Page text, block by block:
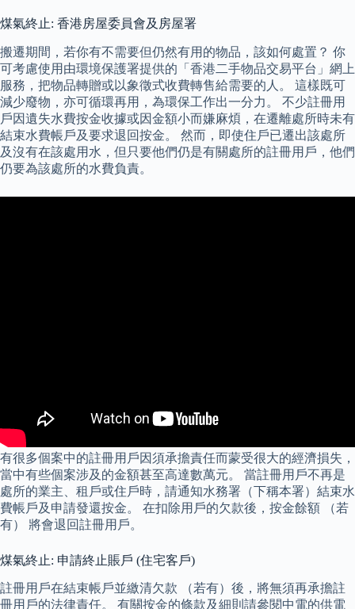
煤氣終止: 香港房屋委員會及房屋署
搬遷期間，若你有不需要但仍然有用的物品，該如何處置？ 你
可考慮使用由環境保護署提供的「香港二手物品交易平台」網上
服務，把物品轉贈或以象徵式收費轉售給需要的人。 這樣既可
減少廢物，亦可循環再用，為環保工作出一分力。 不少註冊用
戶因遺失水費按金收據或因金額小而嫌麻煩，在遷離處所時未有
結束水費帳戶及要求退回按金。 然而，即使住戶已遷出該處所
及沒有在該處用水，但只要他們仍是有關處所的註冊用戶，他們
仍要為該處所的水費負責。
有很多個案中的註冊用戶因須承擔責任而蒙受很大的經濟損失，
當中有些個案涉及的金額甚至高達數萬元。 當註冊用戶不再是
處所的業主、租戶或住戶時，請通知水務署（下稱本署）結束水
費帳戶及申請發還按金。 在扣除用戶的欠款後，按金餘額 （若
有） 將會退回註冊用戶。
煤氣終止: 申請終止賬戶 (住宅客戶)
註冊用戶在結束帳戶並繳清欠款 （若有）後，將無須再承擔註
冊用戶的法律責任。 有關按金的條款及細則請參閱中電的供電